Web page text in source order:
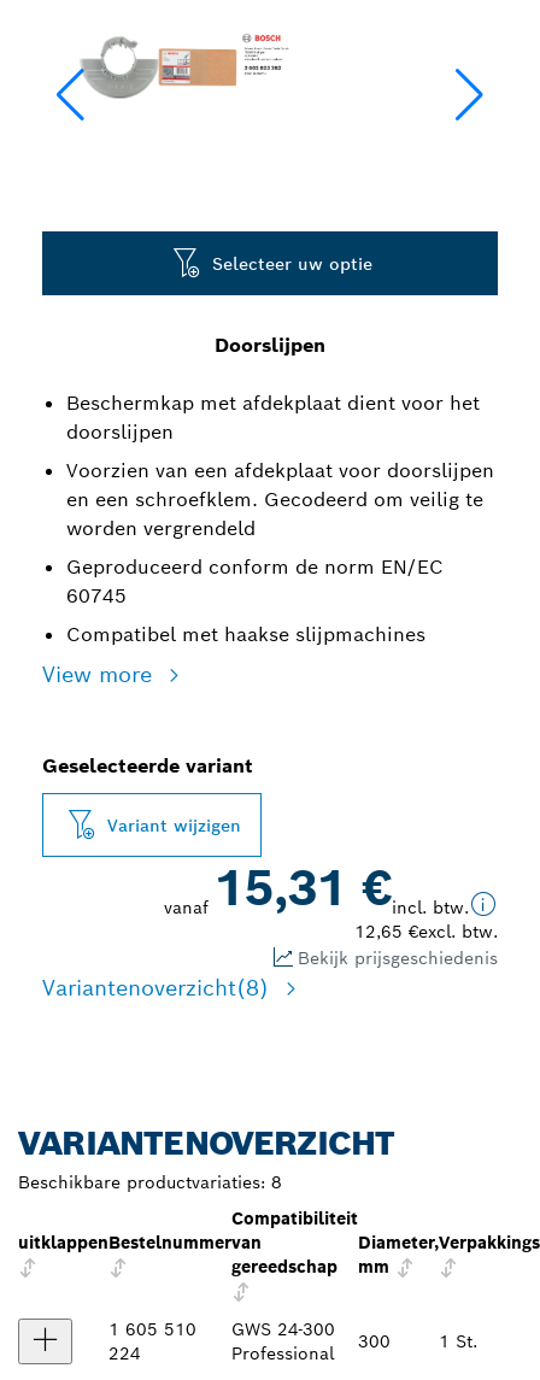
Doorslijpen
Beschermkap met afdekplaat dient voor het
doorslijpen
Voorzien van een afdekplaat voor doorslijpen
en een schroefklem. Gecodeerd om veilig te
worden vergrendeld
Geproduceerd conform de norm EN/EC
60745
Compatibel met haakse slijpmachines
View more
Selecteer uw optie
Geselecteerde variant
Variant wijzigen
vanaf 15,31 €incl. btw.
12,65 €excl. btw.
Bekijk prijsgeschiedenis
Variantenoverzicht(8)
VARIANTENOVERZICHT
Beschikbare productvariaties: 8
uitklappenBestelnummer
Compatibiliteit
van
gereedschap
Diameter,
mm
1 605 510
224
GWS 24-300
Professional
300 1 St.